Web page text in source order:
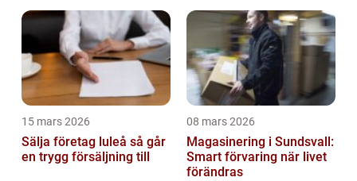
investering
15 mars 2026
Sälja företag luleå så går
en trygg försäljning till
08 mars 2026
Magasinering i Sundsvall:
Smart förvaring när livet
förändras